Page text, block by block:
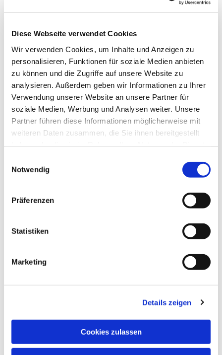
Diese Webseite verwendet Cookies
Wir verwenden Cookies, um Inhalte und Anzeigen zu
personalisieren, Funktionen für soziale Medien anbieten
zu können und die Zugriffe auf unsere Website zu
analysieren. Außerdem geben wir Informationen zu Ihrer
Verwendung unserer Website an unsere Partner für
soziale Medien, Werbung und Analysen weiter. Unsere
Partner führen diese Informationen möglicherweise mit
weiteren Daten zusammen, die Sie ihnen bereitgestellt
Notwendig
Präferenzen
Statistiken
Marketing
Details zeigen
Cookies zulassen
Dies könnte Sie auch